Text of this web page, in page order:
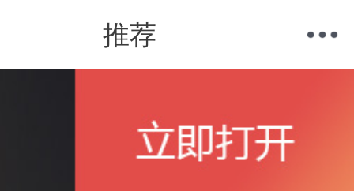
推荐
我的当当